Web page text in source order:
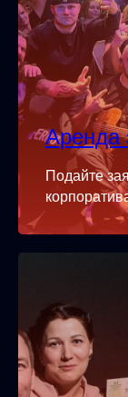
Аренда
Подайте